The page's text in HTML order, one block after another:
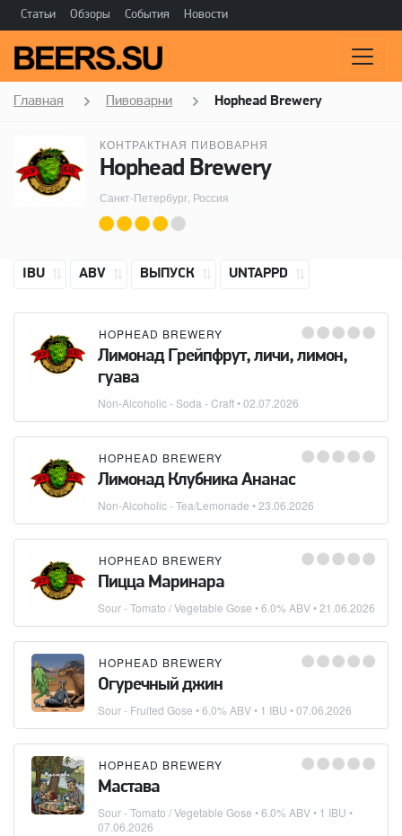
Статьи Обзоры События Новости
Главная Пивоварни Hophead Brewery
КОНТРАКТНАЯ ПИВОВАРНЯ
Hophead Brewery
Санкт-Петербург, Россия
IBU ABV ВЫПУСК UNTAPPD
HOPHEAD BREWERY
Лимонад Грейпфрут, личи, лимон,
гуава
Non-Alcoholic - Soda - Craft•02.07.2026
HOPHEAD BREWERY
Лимонад Клубника Ананас
Non-Alcoholic - Tea/Lemonade •23.06.2026
HOPHEAD BREWERY
Пицца Маринара
Sour - Tomato / Vegetable Gose • 6.0% ABV •21.06.2026
HOPHEAD BREWERY
Огуречный джин
Sour - Fruited Gose • 6.0% ABV • 1 IBU •07.06.2026
HOPHEAD BREWERY
Мастава
Sour - Tomato / Vegetable Gose • 6.0% ABV • 1 IBU •
07.06.2026